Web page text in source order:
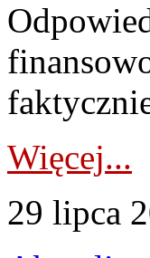
Więcej...
29 lipca